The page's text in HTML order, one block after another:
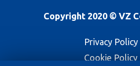
Copyright 2020 © VZ
Privacy Policy
Cookie Policy